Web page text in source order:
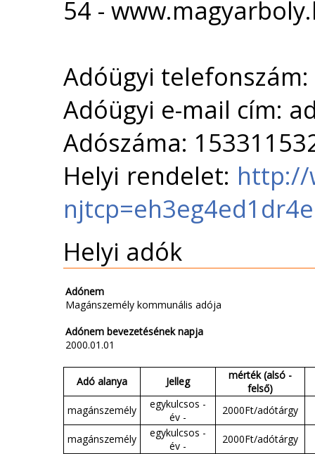
54 -
Adóügyi
Adóügyi e-mail cím:
Adószáma:
Helyi rendelet: http://
Helyi adók
Adónem
Magánszemély kommunális adója
Adónem bevezetésének napja
2000.01.01
Adó alanya Jelleg
mérték (alsó -
felső)
magánszemély
egykulcsos -
év -
2000Ft/adótárgy
magánszemély
egykulcsos -
év -
2000Ft/adótárgy